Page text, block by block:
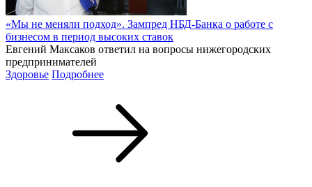
«Мы не меняли подход». Зампред НБД-Банка о работе с
бизнесом в период высоких ставок
Евгений Максаков ответил на вопросы нижегородских
предпринимателей
Здоровье Подробнее